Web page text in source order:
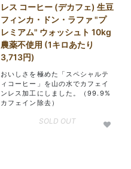
レス コーヒー (デカフェ) 生豆
フィンカ・ドン・ラファ "プ
レミアム" ウォッシュト 10kg
農薬不使用 (1キロあたり
3,713円)
おいしさを極めた「スペシャルテ
ィコーヒー」を山の水でカフェイ
ンレス加工にしました。（99.9%
カフェイン除去）
SOLD OUT